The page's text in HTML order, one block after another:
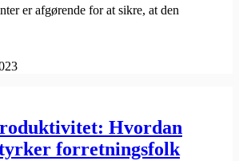
er afgørende for at sikre, at den
Hvordan
forretningsfolk